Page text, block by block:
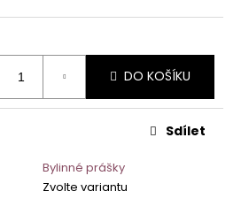
DO KOŠÍKU
Bylinné prášky
Zvolte variantu
Sdílet